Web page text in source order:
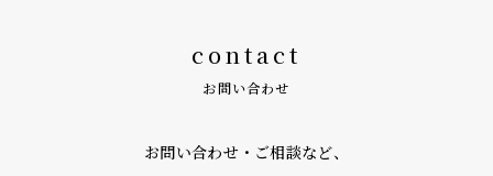
contact
お問い合わせ
お問い合わせ・ご相談など、